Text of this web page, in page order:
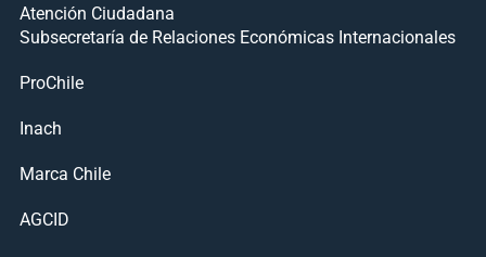
Atención Ciudadana
Subsecretaría de Relaciones Económicas Internacionales
ProChile
Inach
Marca Chile
AGCID